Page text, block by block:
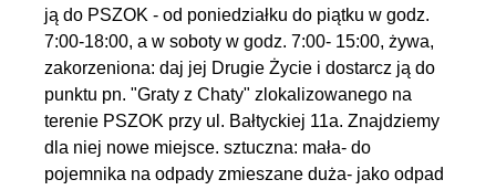
ją do PSZOK - od poniedziałku do piątku w godz.
7:00-18:00, a w soboty w godz. 7:00- 15:00, żywa,
zakorzeniona: daj jej Drugie Życie i dostarcz ją do
punktu pn. "Graty z Chaty" zlokalizowanego na
terenie PSZOK przy ul. Bałtyckiej 11a. Znajdziemy
dla niej nowe miejsce. sztuczna: mała- do
pojemnika na odpady zmieszane duża- jako odpad